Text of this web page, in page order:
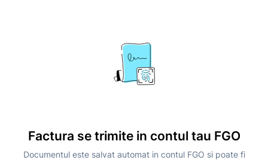
Factura se trimite in contul tau FGO
Documentul este salvat automat in contul FGO si poate fi